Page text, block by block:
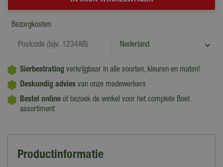
Bezorgkosten
Sierbestrating verkrijgbaar in alle soorten, kleuren en maten!
Deskundig advies van onze medewerkers
Bestel online of bezoek de winkel voor het complete Boet
assortiment
Productinformatie